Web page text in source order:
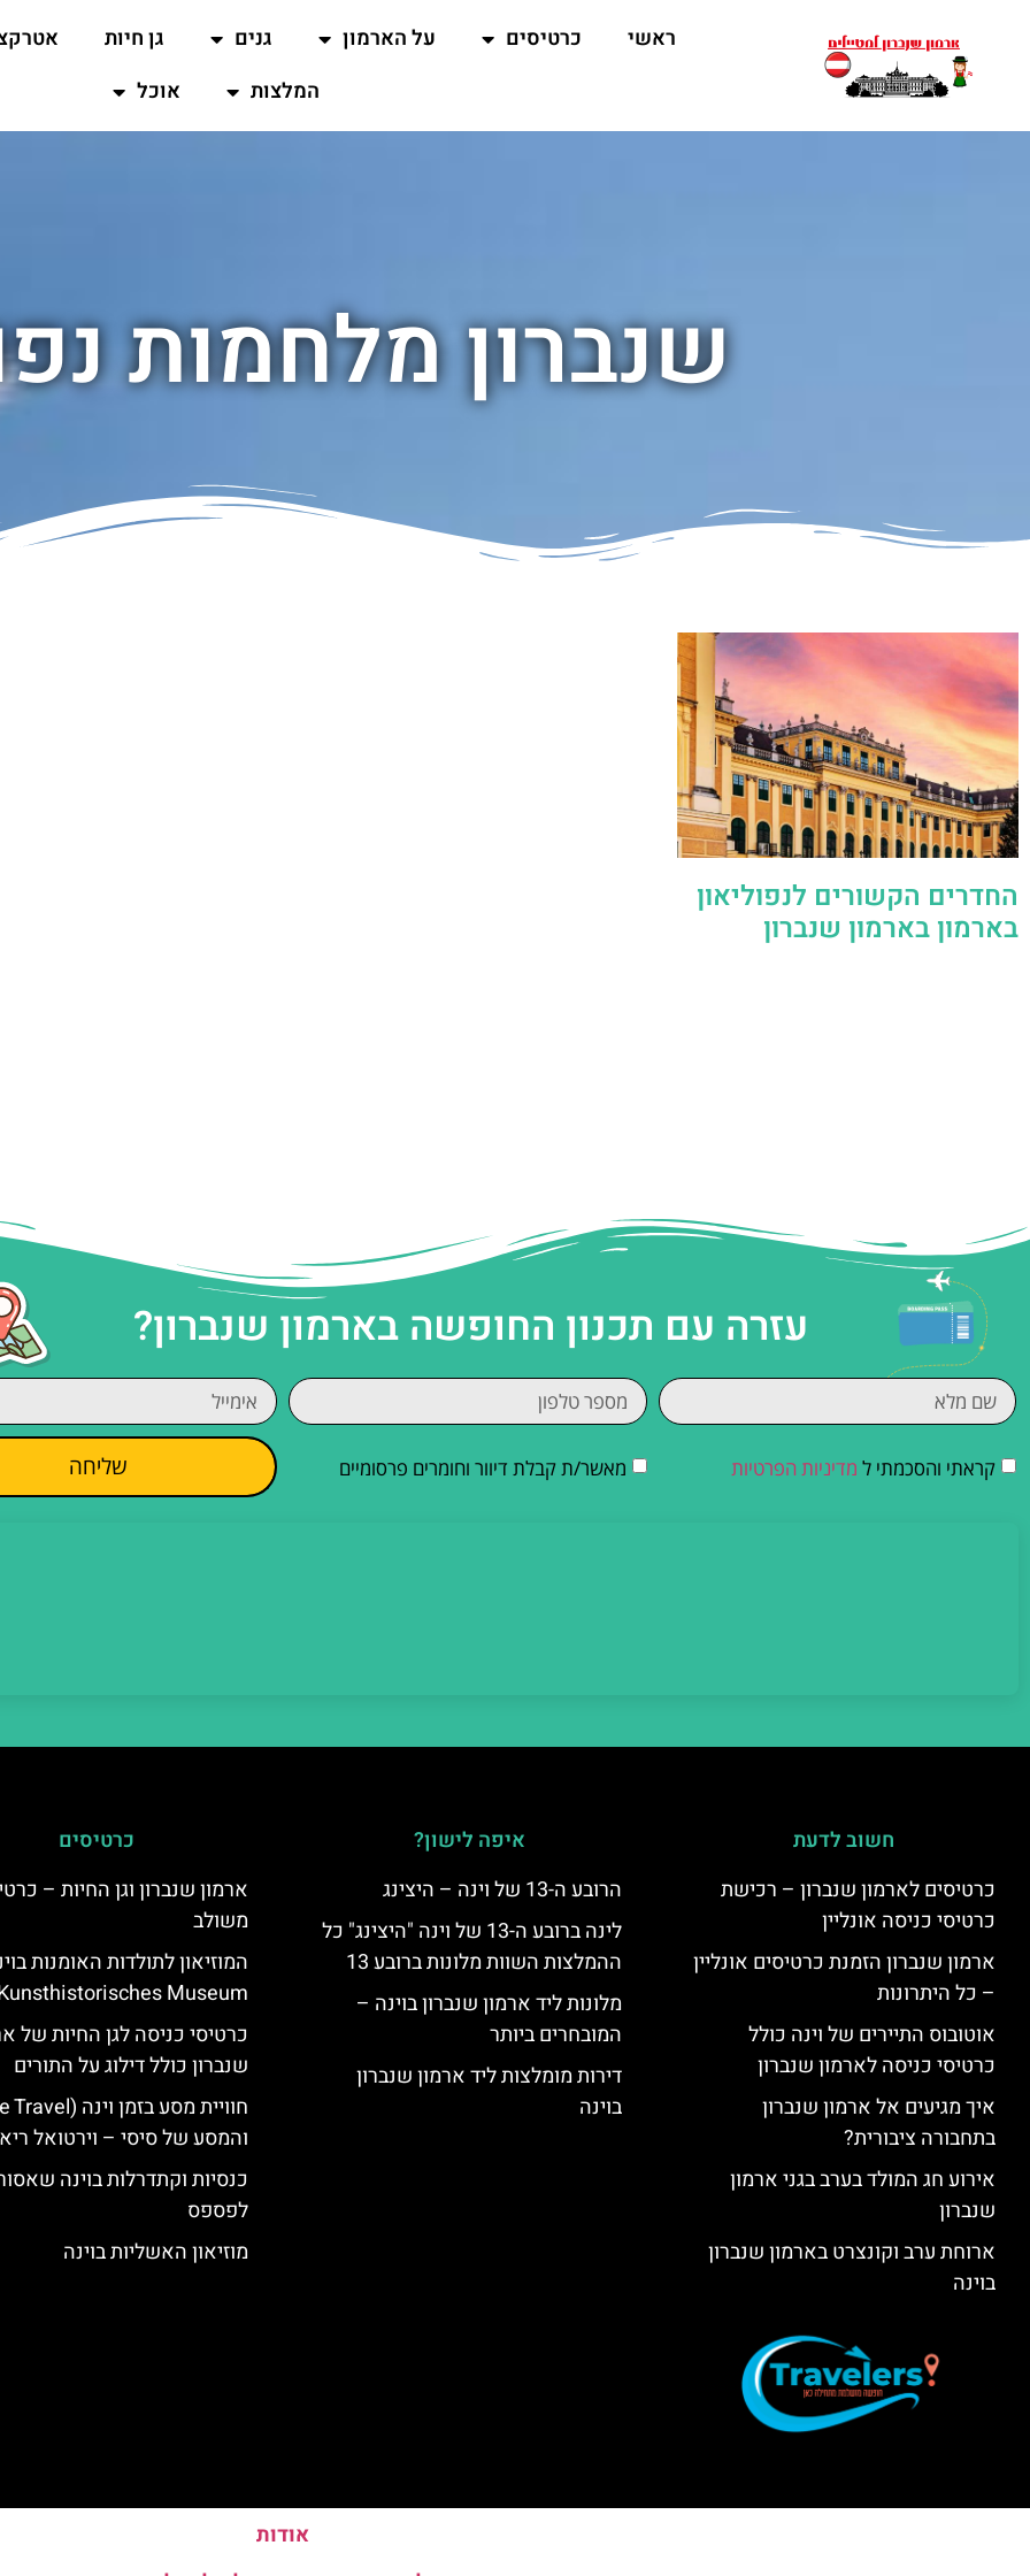
ראשי כרטיסים על הארמון גנים גן חיות
המלצות
אוכל
שנברון מלחמות
החדרים הקשורים לנפוליאון
בארמון בארמון שנברון
עזרה עם תכנון החופשה בארמון שנברון?
קראתי והסכמתי ל מדיניות הפרטיות מאשר/ת קבלת דיוור וחומרים פרסומיים שליחה
חשוב לדעת
כרטיסים לארמון שנברון – רכישת
כרטיסי כניסה אונליין
ארמון שנברון הזמנת כרטיסים אונליין
– כל היתרונות
אוטובוס התיירים של וינה כולל
כרטיסי כניסה לארמון שנברון
איך מגיעים אל ארמון שנברון
בתחבורה ציבורית?
אירוע חג המולד בערב בגני ארמון
שנברון
ארוחת ערב וקונצרט בארמון שנברון
בוינה
איפה לישון?
הרובע ה-13 של וינה – היצינג
לינה ברובע ה-13 של וינה "היצינג" כל
ההמלצות השוות מלונות ברובע 13
מלונות ליד ארמון שנברון בוינה –
המובחרים ביותר
דירות מומלצות ליד ארמון שנברון
בוינה
כרטיסים
ארמון שנברון וגן החיות –
משולב
המוזיאון לתולדות האומנות
Museum
כרטיסי כניסה לגן החיות של
שנברון כולל דילוג על התורים
והמסע של סיסי – וירטואל
כנסיות וקתדרלות בוינה
לפספס
מוזיאון האשליות בוינה
אודות